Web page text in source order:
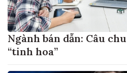
Ngành bán dẫn: Câu
“tinh hoa”